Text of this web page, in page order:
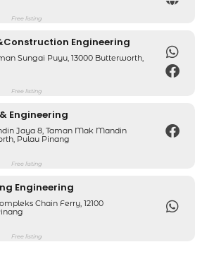
Free listing
Engineering
Sungai Puyu, 13000 Butterworth,
Free listing
Engineering
Jaya 8, Taman Mak Mandin
Pulau Pinang
Free listing
Engineering
Chain Ferry, 12100
Free listing